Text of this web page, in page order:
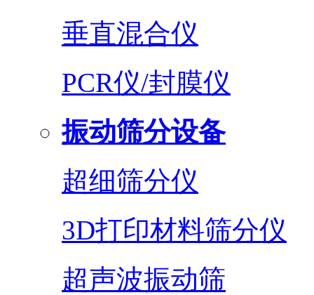
垂直混合仪
PCR仪/封膜仪
振动筛分设备
超细筛分仪
3D打印材料筛分仪
超声波振动筛